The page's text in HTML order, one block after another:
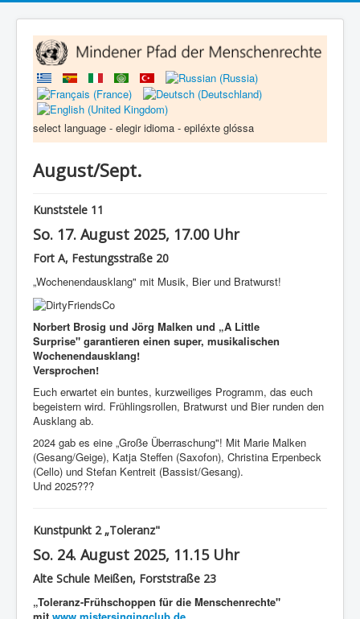
select language - elegir idioma - epiléxte glóssa
August/Sept.
Kunststele 11
So. 17. August 2025, 17.00 Uhr
Fort A, Festungsstraße 20
„Wochenendausklang" mit Musik, Bier und Bratwurst!
Norbert Brosig und Jörg Malken und „A Little
Surprise" garantieren einen super, musikalischen
Wochenendausklang!
Versprochen!
Euch erwartet ein buntes, kurzweiliges Programm, das euch
begeistern wird. Frühlingsrollen, Bratwurst und Bier runden den
Ausklang ab.
2024 gab es eine „Große Überraschung"! Mit Marie Malken
(Gesang/Geige), Katja Steffen (Saxofon), Christina Erpenbeck
(Cello) und Stefan Kentreit (Bassist/Gesang).
Und 2025???
Kunstpunkt 2 „Toleranz"
So. 24. August 2025, 11.15 Uhr
Alte Schule Meißen, Forststraße 23
„Toleranz-Frühschoppen für die Menschenrechte"